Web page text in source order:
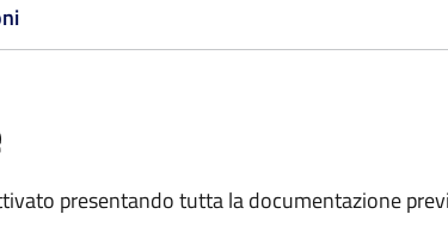
presentando tutta la documentazione